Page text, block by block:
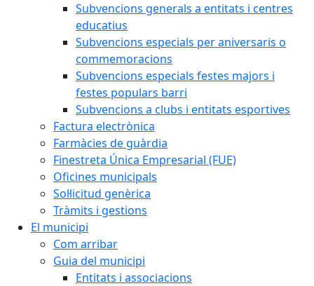
Subvencions generals a entitats i centres
educatius
Subvencions especials per aniversaris o
commemoracions
Subvencions especials festes majors i
festes populars barri
Subvencions a clubs i entitats esportives
Factura electrònica
Farmàcies de guàrdia
Finestreta Única Empresarial (FUE)
Oficines municipals
Sol·licitud genèrica
Tràmits i gestions
El municipi
Com arribar
Guia del municipi
Entitats i associacions